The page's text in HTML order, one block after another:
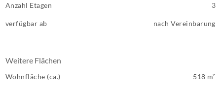
Anzahl Etagen 3
verfügbar ab nach Vereinbarung
Weitere Flächen
Wohnfläche (ca.) 518 m²